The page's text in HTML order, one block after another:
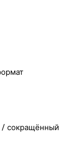
/ сокращённый